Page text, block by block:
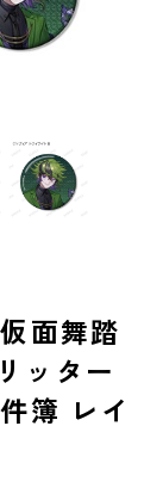
面舞踏
ッター
簿 レイ